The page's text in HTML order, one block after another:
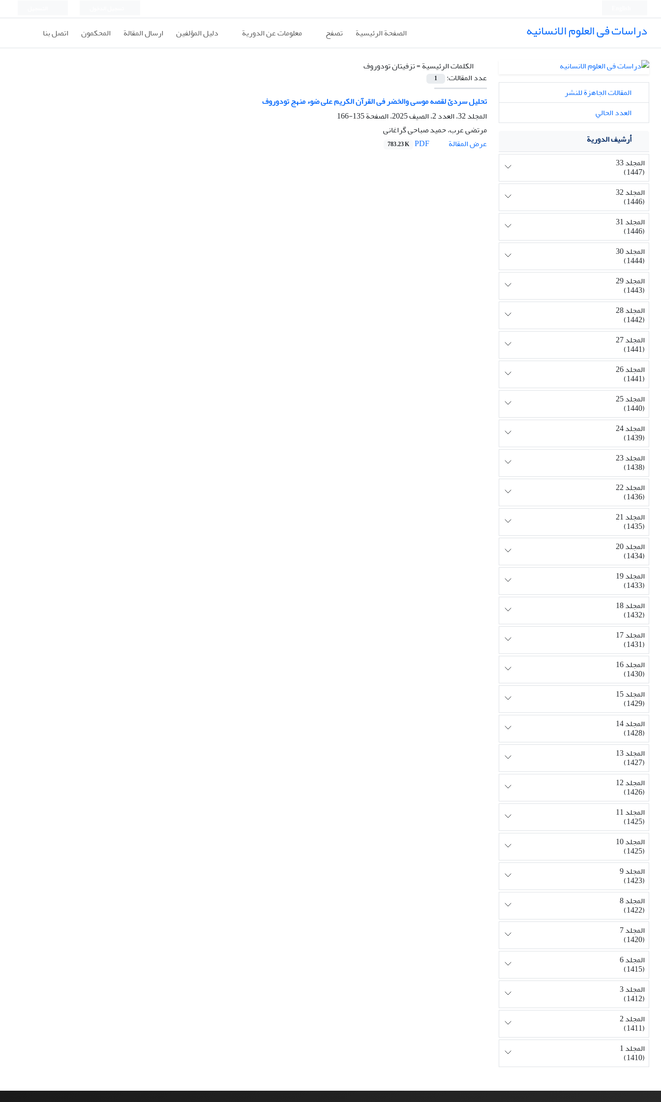
دراسات فی العلوم الانسانیه الصفحة الرئيسية تصفح معلومات عن الدورية دليل المؤلفين ارسال المقالة المحكمون اتصل بنا
الكلمات الرئيسية =تزفیتان تودوروف
عدد المقالات:
1
تحلیل سردیّ لقصه موسی والخضر فی القرآن الکریم علی ضوء منهج تودوروف
المجلد 32، العدد 2، الصيف 2025، الصفحة
135-166
مرتضی عرب، حمید صباحی گراغانی
عرض المقالة
783.23 K
المقالات الجاهزة للنشر
العدد الحالي
أرشيف الدورية
المجلد 33
(1447)
المجلد 32
(1446)
المجلد 31
(1446)
المجلد 30
(1444)
المجلد 29
(1443)
المجلد 28
(1442)
المجلد 27
(1441)
المجلد 26
(1441)
المجلد 25
(1440)
المجلد 24
(1439)
المجلد 23
(1438)
المجلد 22
(1436)
المجلد 21
(1435)
المجلد 20
(1434)
المجلد 19
(1433)
المجلد 18
(1432)
المجلد 17
(1431)
المجلد 16
(1430)
المجلد 15
(1429)
المجلد 14
(1428)
المجلد 13
(1427)
المجلد 12
(1426)
المجلد 11
(1425)
المجلد 10
(1425)
المجلد 9
(1423)
المجلد 8
(1422)
المجلد 7
(1420)
المجلد 6
(1415)
المجلد 3
(1412)
المجلد 2
(1411)
المجلد 1
(1410)